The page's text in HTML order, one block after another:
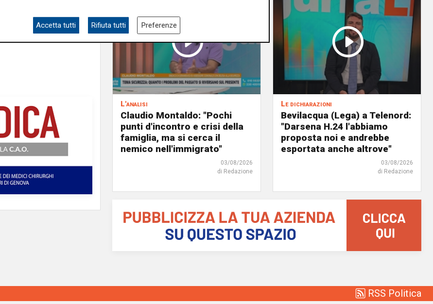
L'analisi
Claudio Montaldo: "Pochi
punti d'incontro e crisi della
famiglia, ma si cerca il
nemico nell'immigrato"
03/08/2026
di Redazione
Le dichiarazioni
Bevilacqua (Lega) a Telenord:
"Darsena H.24 l'abbiamo
proposta noi e andrebbe
esportata anche altrove"
03/08/2026
di Redazione
RSS Politica
Accetta tutti Rifiuta tutti Preferenze